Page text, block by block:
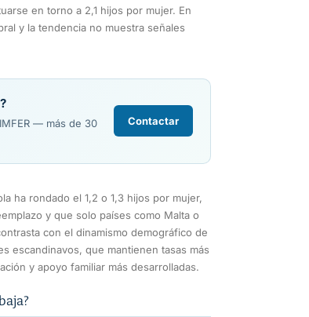
en torno a 2,1 hijos por mujer. En
y la tendencia no muestra señales
— más de 30
Contactar
ha rondado el 1,2 o 1,3 hijos por mujer,
y que solo países como Malta o
con el dinamismo demográfico de
escandinavos, que mantienen tasas más
y apoyo familiar más desarrolladas.